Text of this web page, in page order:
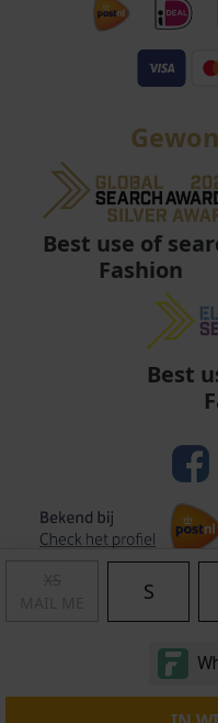
S
Best use of
Fashion
Best
Algemene
© Copyright